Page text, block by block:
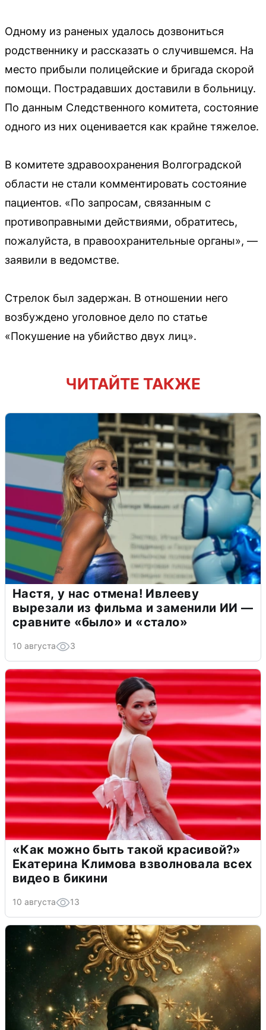
Одному из раненых удалось дозвониться
родственнику и рассказать о случившемся. На
место прибыли полицейские и бригада скорой
помощи. Пострадавших доставили в больницу.
По данным Следственного комитета, состояние
одного из них оценивается как крайне тяжелое.
В комитете здравоохранения Волгоградской
области не стали комментировать состояние
пациентов. «По запросам, связанным с
противоправными действиями, обратитесь,
пожалуйста, в правоохранительные органы», —
заявили в ведомстве.
Стрелок был задержан. В отношении него
возбуждено уголовное дело по статье
«Покушение на убийство двух лиц».
ЧИТАЙТЕ ТАКЖЕ
Настя, у нас отмена! Ивлееву
вырезали из фильма и заменили ИИ —
сравните «было» и «стало»
10 августа 3
«Как можно быть такой красивой?»
Екатерина Климова взволновала всех
видео в бикини
10 августа 13